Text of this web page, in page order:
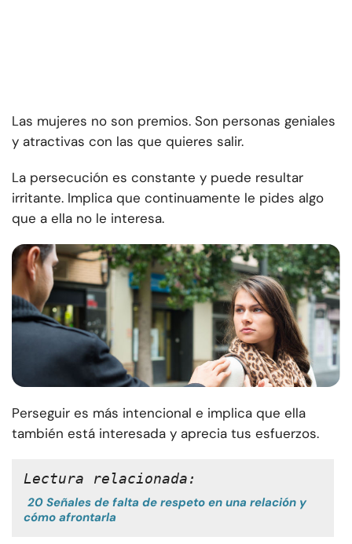
Las mujeres no son premios. Son personas geniales
y atractivas con las que quieres salir.
La persecución es constante y puede resultar
irritante. Implica que continuamente le pides algo
que a ella no le interesa.
Perseguir es más intencional e implica que ella
también está interesada y aprecia tus esfuerzos.
Lectura relacionada:
20 Señales de falta de respeto en una relación y
cómo afrontarla